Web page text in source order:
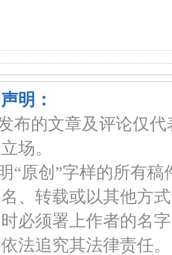
明：
布的文章及评论仅
场。
“原创”字样的所有
、转载或以其他方
必须署上作者的名
法追究其法律责任。